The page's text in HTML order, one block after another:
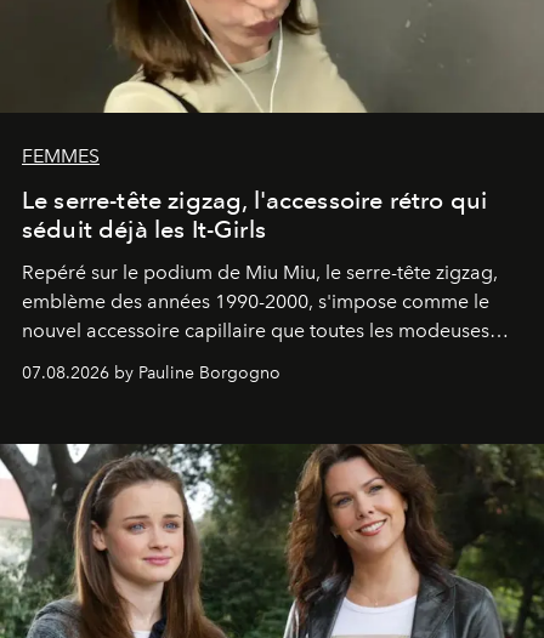
FEMMES
Le serre-tête zigzag, l'accessoire rétro qui
séduit déjà les It-Girls
Repéré sur le podium de Miu Miu, le serre-tête zigzag,
emblème des années 1990-2000, s'impose comme le
nouvel accessoire capillaire que toutes les modeuses
s'arrachent déjà.
07.08.2026 by Pauline Borgogno